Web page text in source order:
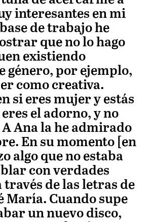
interesantes en mi
de trabajo he
que no lo hago
existiendo
género, por ejemplo,
como creativa.
si eres mujer y estás
el adorno, y no
Ana la he admirado
En su momento [en
algo que no estaba
con verdades
de las letras de
María. Cuando supe
un nuevo disco,